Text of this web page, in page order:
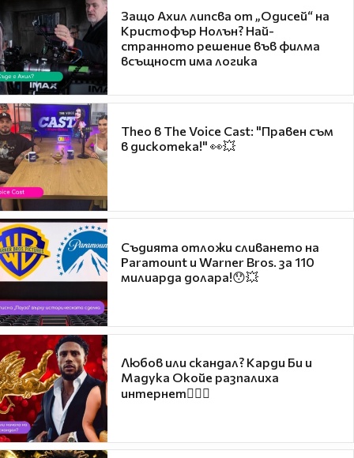
Защо Ахил липсва от „Одисей“ на
Кристофър Нолън? Най-
странното решение във филма
всъщност има логика
Theo в The Voice Cast: "Правен съм
в дискотека!" 👀💥
Съдията отложи сливането на
Paramount и Warner Bros. за 110
милиарда долара!😯💥
Любов или скандал? Карди Би и
Мадука Окойе разпалиха
интернет❤️‍🔥🔥